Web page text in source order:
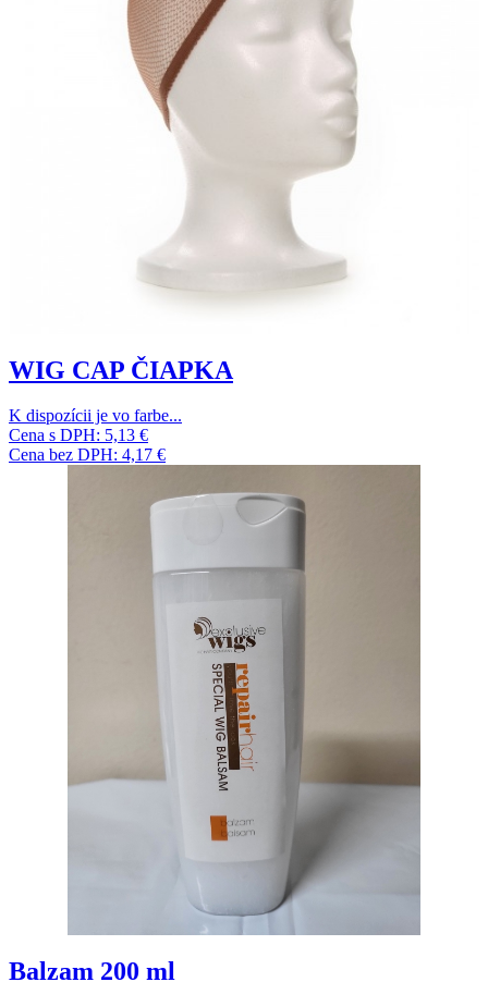
WIG CAP ČIAPKA
K dispozícii je vo farbe...
Cena s DPH: 5,13 €
Cena bez DPH: 4,17 €
Balzam 200 ml